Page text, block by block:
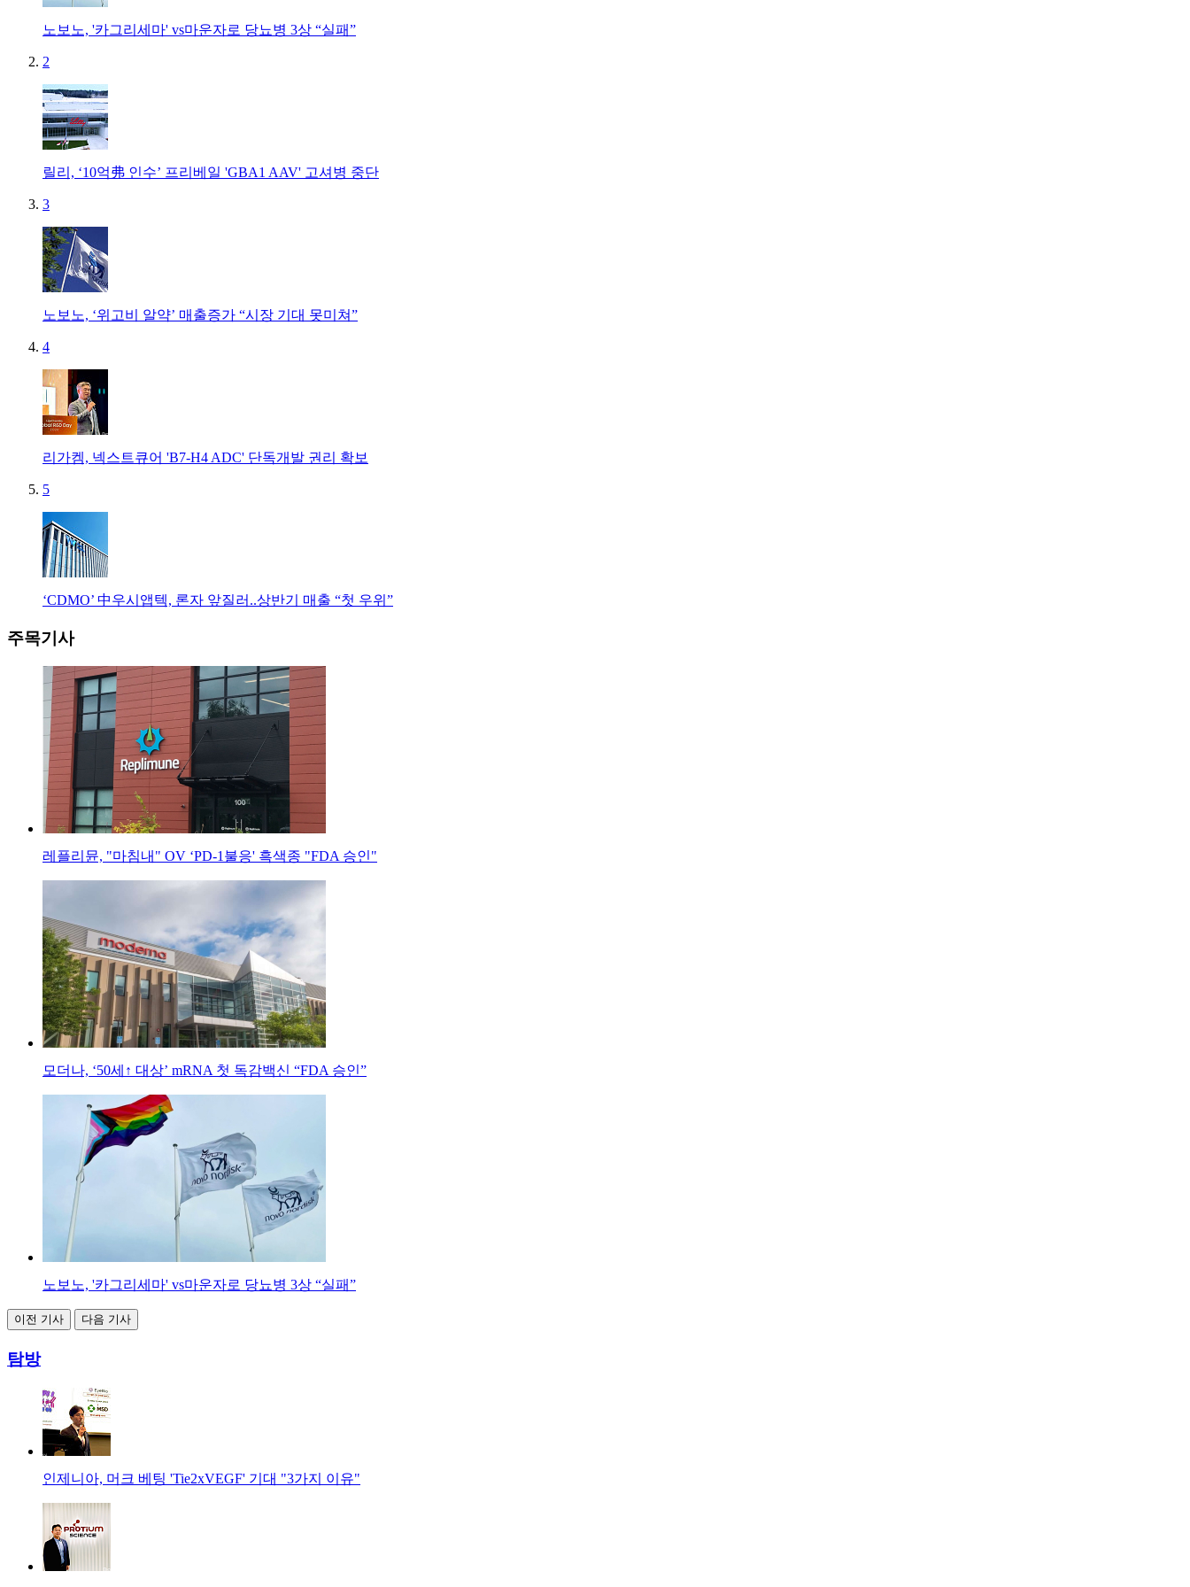
노보노, '카그리세마' vs마운자로 당뇨병 3상 “실패”
2
릴리, ‘10억弗 인수’ 프리베일 'GBA1 AAV' 고셔병 중단
3
노보노, ‘위고비 알약’ 매출증가 “시장 기대 못미쳐”
4
리가켐, 넥스트큐어 'B7-H4 ADC' 단독개발 권리 확보
5
‘CDMO’ 中우시앱텍, 론자 앞질러..상반기 매출 “첫 우위”
주목기사
레플리뮨, "마침내" OV ‘PD-1불응' 흑색종 "FDA 승인"
모더나, ‘50세↑ 대상’ mRNA 첫 독감백신 “FDA 승인”
노보노, '카그리세마' vs마운자로 당뇨병 3상 “실패”
이전 기사 다음 기사
탐방
인제니아, 머크 베팅 'Tie2xVEGF' 기대 "3가지 이유"